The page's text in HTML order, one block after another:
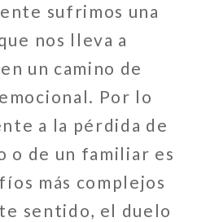
sufrimos una
nos lleva a
un camino de
Por lo
a la pérdida de
o de un familiar es
más complejos
sentido, el duelo